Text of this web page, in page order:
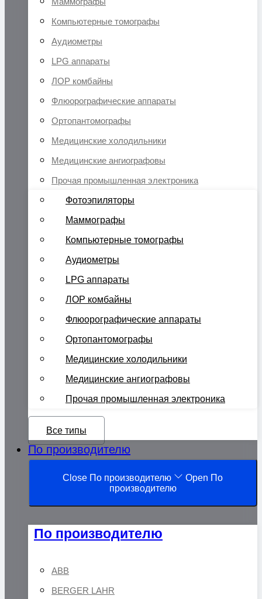
Компьютерные томографы
Аудиометры
LPG аппараты
ЛОР комбайны
Флюорографические аппараты
Ортопантомографы
Медицинские холодильники
Медицинские ангиографовы
Прочая промышленная электроника
Фотоэпиляторы
Маммографы
Компьютерные томографы
Аудиометры
LPG аппараты
ЛОР комбайны
Флюорографические аппараты
Ортопантомографы
Медицинские холодильники
Медицинские ангиографовы
Прочая промышленная электроника
Все типы
По производителю
Close По производителю
Open По
производителю
По производителю
ABB
BERGER LAHR